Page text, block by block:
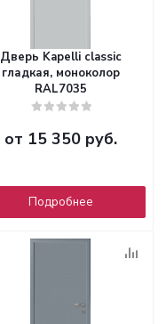
Дверь Kapelli classic
гладкая, моноколор
RAL7035
от 15 350 руб.
Подробнее